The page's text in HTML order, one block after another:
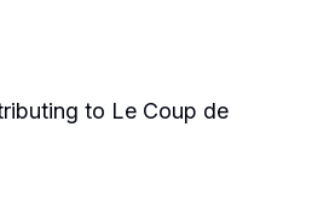
to Le Coup de